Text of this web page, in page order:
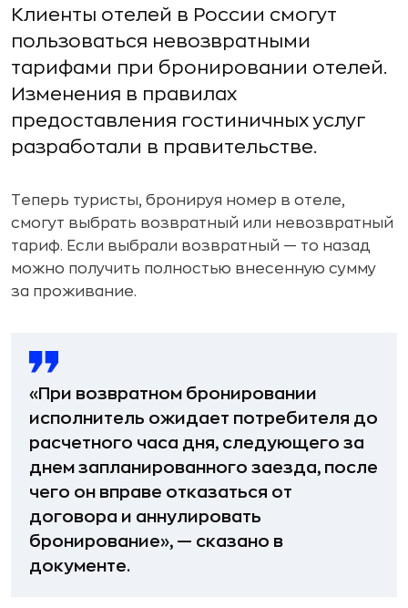
Клиенты отелей в России смогут
пользоваться невозвратными
тарифами при бронировании отелей.
Изменения в правилах
предоставления гостиничных услуг
разработали в правительстве.
Теперь туристы, бронируя номер в отеле,
смогут выбрать возвратный или невозвратный
тариф. Если выбрали возвратный — то назад
можно получить полностью внесенную сумму
за проживание.
«При возвратном бронировании
исполнитель ожидает потребителя до
расчетного часа дня, следующего за
днем запланированного заезда, после
чего он вправе отказаться от
договора и аннулировать
бронирование», — сказано в
документе.